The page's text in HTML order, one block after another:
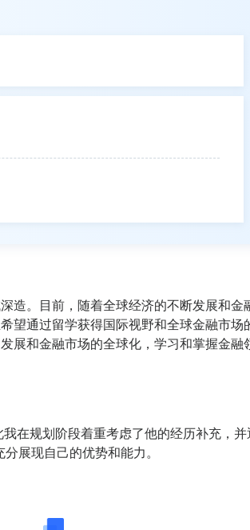
造。目前，随着全球经济的不断发展和金
望通过留学获得国际视野和全球金融市场
展和金融市场的全球化，学习和掌握金融
在规划阶段着重考虑了他的经历补充，并
展现自己的优势和能力。